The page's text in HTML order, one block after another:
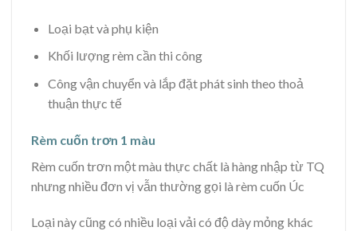
Loại bạt và phụ kiện
Khối lượng rèm cần thi công
Công vận chuyển và lắp đặt phát sinh theo thoả
thuận thực tế
Rèm cuốn trơn 1 màu
Rèm cuốn trơn một màu thực chất là hàng nhập từ TQ
nhưng nhiều đơn vị vẫn thường gọi là rèm cuốn Úc
Loại này cũng có nhiều loại vải có độ dày mỏng khác